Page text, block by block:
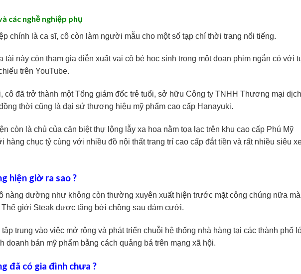
các nghề nghiệp phụ
chính là ca sĩ, cô còn làm người mẫu cho một số tạp chí thời trang nổi tiếng.
tài này còn tham gia diễn xuất vai cô bé học sinh trong một đoạn phim ngắn có với
trên YouTube.
cô đã trở thành một Tổng giám đốc trẻ tuổi, sở hữu Công ty TNHH Thương mại
thời cũng là đại sứ thương hiệu mỹ phẩm cao cấp Hanayuki.
còn là chủ của căn biệt thự lộng lẫy xa hoa nằm tọa lạc trên khu cao cấp Phú Mỹ
hàng chục tỷ cùng với nhiều đồ nội thất trang trí cao cấp đắt tiền và rất nhiều siêu
hiện giờ ra sao ?
nàng dường như không còn thường xuyên xuất hiện trước mặt công chúng nữa
Thế giới Steak được tặng bởi chồng sau đám cưới.
trung vào việc mở rộng và phát triển chuỗi hệ thống nhà hàng tại các thành phố
doanh bán mỹ phẩm bằng cách quảng bá trên mạng xã hội.
đã có gia đình chưa ?